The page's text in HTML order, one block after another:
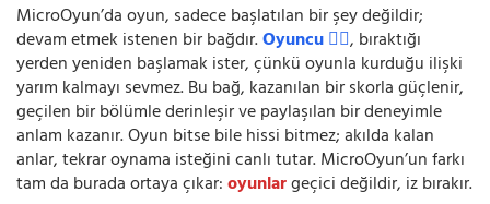
MicroOyun’da oyun, sadece başlatılan bir şey değildir;
devam etmek istenen bir bağdır.Oyuncu 🧍‍♂️, bıraktığı
yerden yeniden başlamak ister, çünkü oyunla kurduğu ilişki
yarım kalmayı sevmez. Bu bağ, kazanılan bir skorla güçlenir,
geçilen bir bölümle derinleşir ve paylaşılan bir deneyimle
anlam kazanır. Oyun bitse bile hissi bitmez; akılda kalan
anlar, tekrar oynama isteğini canlı tutar. MicroOyun’un farkı
tam da burada ortaya çıkar:oyunlargeçici değildir, iz bırakır.